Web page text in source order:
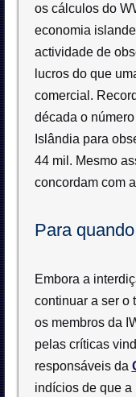
os cálculos do
economia
actividade de
lucros do que
comercial.
década o
Islândia para
44 mil. Mesmo
concordam com
Para
Embora a
continuar a ser o
os membros da
pelas críticas
responsáveis da
indícios de que a